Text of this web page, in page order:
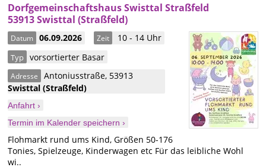
Dorfgemeinschaftshaus Swisttal Straßfeld
53913 Swisttal (Straßfeld)
Datum 06.09.2026 Zeit 10 - 14 Uhr
Typ vorsortierter Basar
Adresse Antoniusstraße, 53913
Swisttal(Straßfeld)
Anfahrt ›
Termin im Kalender speichern ›
Flohmarkt rund ums Kind, Größen 50-176
Tonies, Spielzeuge, Kinderwagen etc Für das leibliche Wohl
wi..